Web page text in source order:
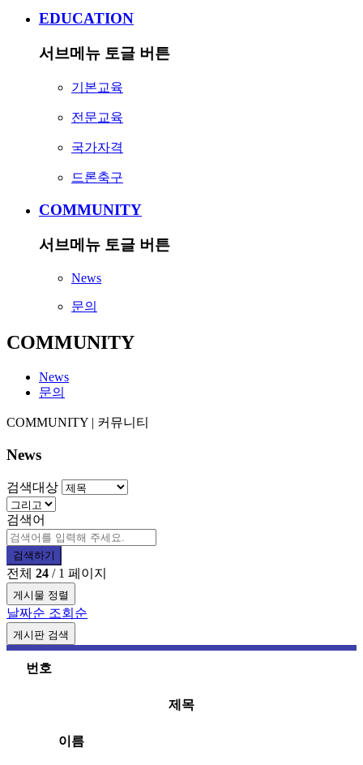
EDUCATION
서브메뉴 토글 버튼
기본교육
전문교육
국가자격
드론축구
COMMUNITY
서브메뉴 토글 버튼
News
문의
COMMUNITY
News
문의
COMMUNITY | 커뮤니티
News
검색대상
검색어
검색하기
전체 24 / 1 페이지
게시물 정렬
날짜순 조회순
게시판 검색
번호
제목
이름